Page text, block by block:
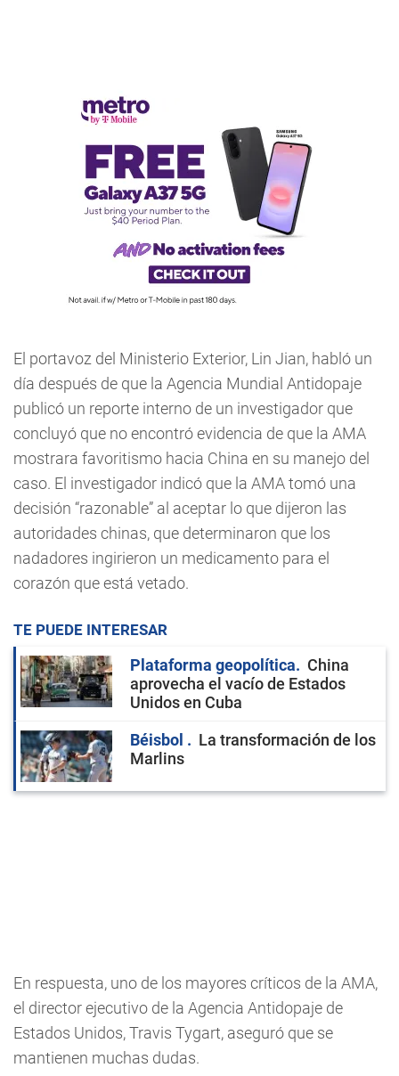
El portavoz del Ministerio Exterior, Lin Jian, habló un
día después de que la Agencia Mundial Antidopaje
publicó un reporte interno de un investigador que
concluyó que no encontró evidencia de que la AMA
mostrara favoritismo hacia China en su manejo del
caso. El investigador indicó que la AMA tomó una
decisión “razonable” al aceptar lo que dijeron las
autoridades chinas, que determinaron que los
nadadores ingirieron un medicamento para el
corazón que está vetado.
TE PUEDE INTERESAR
Plataforma geopolítica
China
aprovecha el vacío de Estados
Unidos en Cuba
Béisbol
La transformación de los
Marlins
En respuesta, uno de los mayores críticos de la AMA,
el director ejecutivo de la Agencia Antidopaje de
Estados Unidos, Travis Tygart, aseguró que se
mantienen muchas dudas.